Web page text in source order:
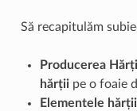
Să recapitulăm
Producerea
hărțiipe o foaie
Elementele hărții